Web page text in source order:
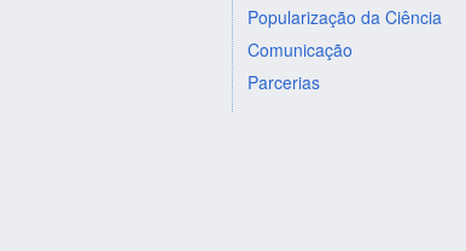
Popularização da Ciência
Comunicação
Parcerias